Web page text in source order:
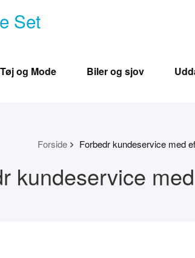
Set
Tøj og Mode Biler og sjov
Forside Forbedr kundeservice med
kundeservice